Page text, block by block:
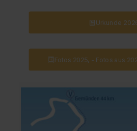
Urkunde
Fotos 2025, - Fotos aus